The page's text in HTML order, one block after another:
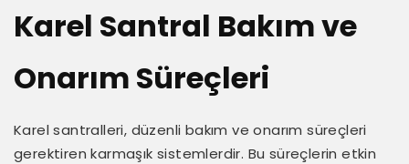
Karel Santral Bakım ve
Onarım Süreçleri
Karel santralleri, düzenli bakım ve onarım süreçleri
gerektiren karmaşık sistemlerdir. Bu süreçlerin etkin